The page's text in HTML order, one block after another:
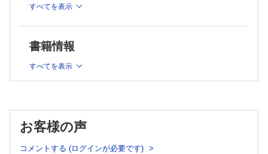
野口記念会野口病院内科／檜垣 直幸
急性喉頭蓋炎・喉頭浮腫
頸椎変性疾患
松戸市立総合医療センター整形外科・脊椎脊髄センター／宮
頸部食道損傷
総合病院土浦協同病院外傷・Acute Care Surgeryセンター／
阿久津 智洋
すべてを表示
書籍情報
すべてを表示
お客様の声
コメントする (ログインが必要です)